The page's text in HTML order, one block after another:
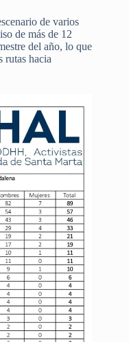
de varios
de más de 12
del año, lo que
rutas hacia